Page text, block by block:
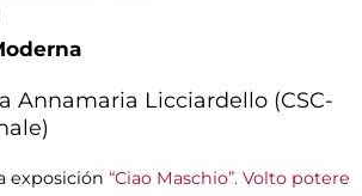
Annamaria Licciardello (CSC-
exposición “Ciao Maschio”. Volto potere